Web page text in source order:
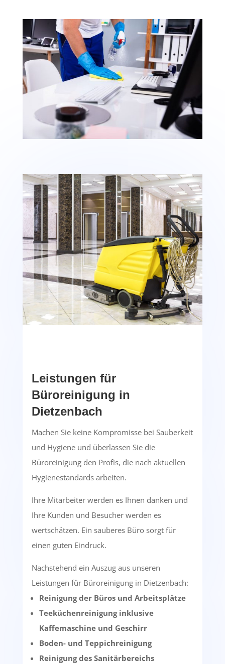
Leistungen für
Büroreinigung in
Dietzenbach
Machen Sie keine Kompromisse bei Sauberkeit
und Hygiene und überlassen Sie die
Büroreinigung den Profis, die nach aktuellen
Hygienestandards arbeiten.
Ihre Mitarbeiter werden es Ihnen danken und
Ihre Kunden und Besucher werden es
wertschätzen. Ein sauberes Büro sorgt für
einen guten Eindruck.
Nachstehend ein Auszug aus unseren
Leistungen für Büroreinigung in Dietzenbach:
Reinigung der Büros und Arbeitsplätze
Teeküchenreinigung inklusive
Kaffemaschine und Geschirr
Boden- und Teppichreinigung
Reinigung des Sanitärbereichs